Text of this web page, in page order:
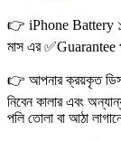
👉 iPhone Battery
মাস এর ✅Guarantee
👉 আপনার ক্রয়কৃত
নিবেন কালার এবং
পলি তোলা বা আঠা